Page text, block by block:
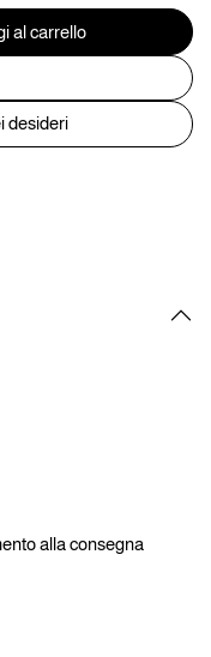
al carrello
desideri
alla consegna